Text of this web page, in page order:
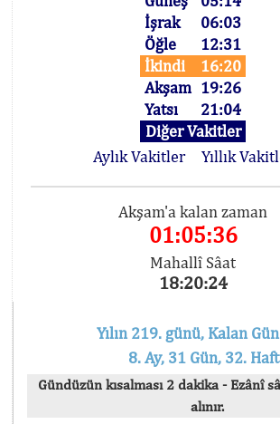
İşrak
06:03
Öğle
12:31
İkindi
16:20
Akşam 19:26
Yatsı
21:04
Diğer Vakitler
Aylık Vakitler
Yıllık
Akşam'a kalan zaman
01:05:36
Mahallî Sâat
18:20:24
Yılın 219. günü, Kalan
8. Ay, 31 Gün, 32.
Gündüzün kısalması 2 dakika - Ezânî
alınır.